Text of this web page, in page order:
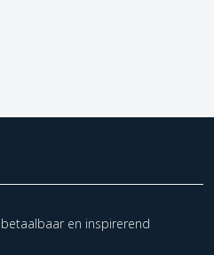
en inspirerend